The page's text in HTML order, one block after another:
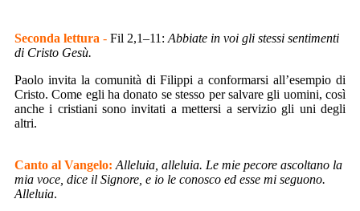
Seconda lettura - Fil 2,1–11: Abbiate in voi gli stessi sentimenti
di Cristo Gesù.
Paolo invita la comunità di Filippi a conformarsi all’esempio di
Cristo. Come egli ha donato se stesso per salvare gli uomini, così
anche i cristiani sono invitati a mettersi a servizio gli uni degli
altri.
Canto al Vangelo: Alleluia, alleluia. Le mie pecore ascoltano la
mia voce, dice il Signore, e io le conosco ed esse mi seguono.
Alleluia.